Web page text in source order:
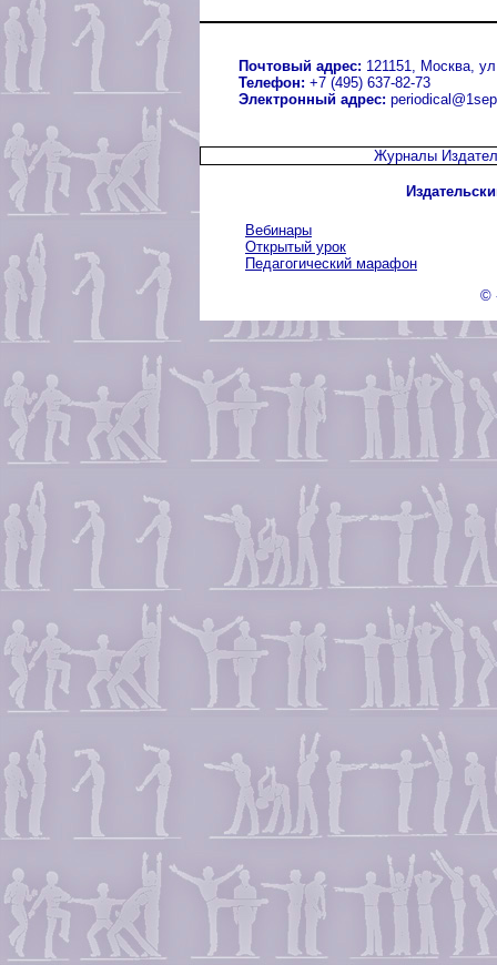
Почтовый адрес: 121151, Москва,
Телефон: +7 (495) 637-82-73
Электронный адрес:
Журналы
Вебинары
Открытый урок
Педагогический марафон
©